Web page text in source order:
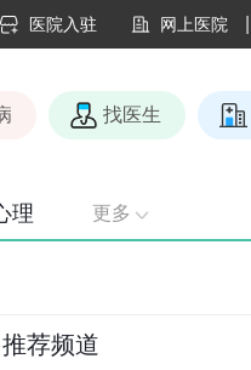
医院入驻 网上医院
找医生
理 更多
推荐频道